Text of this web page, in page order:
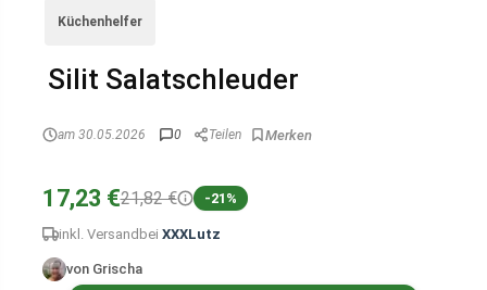
Küchenhelfer
Silit Salatschleuder
am 30.05.2026 0 Teilen
17,23 €21,82 € -21%
inkl. Versand bei XXXLutz
von Grischa